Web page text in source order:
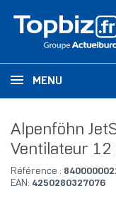
MENU
Alpenföhn
Ventilateur 12
Référence :
EAN: 4250280327076